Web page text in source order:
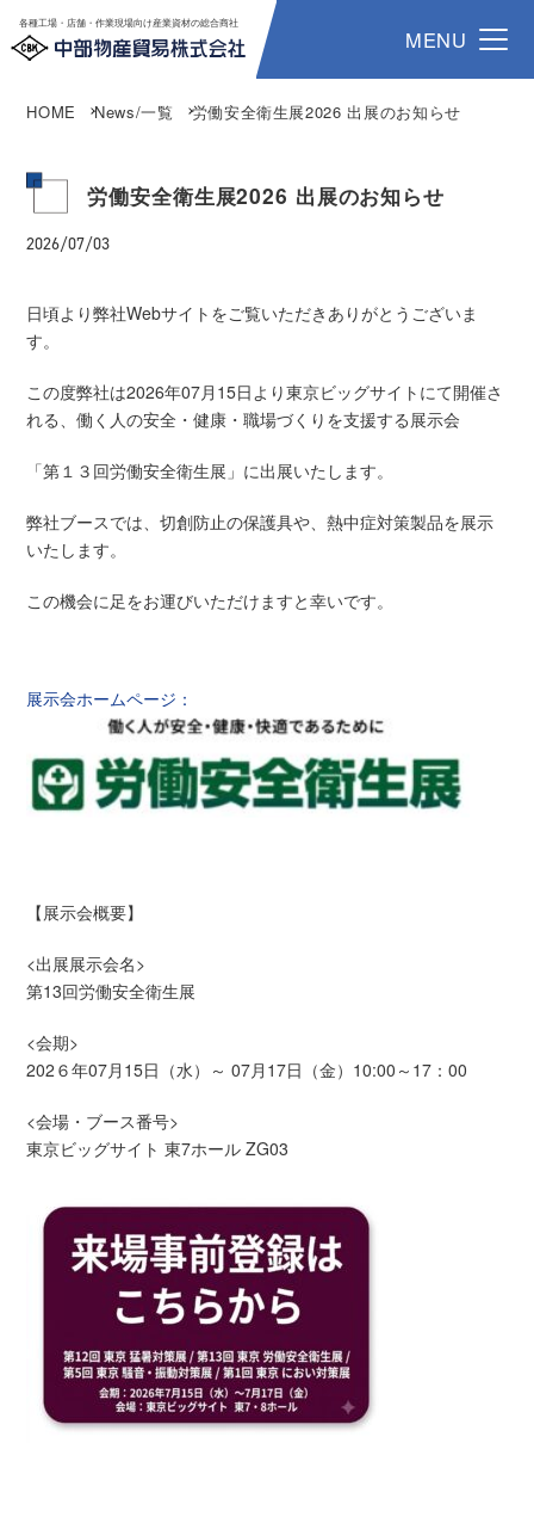
各種工場・店舗・作業現場向け産業資材の総合商社
MENU
HOME News/一覧 労働安全衛生展2026 出展のお知らせ
労働安全衛生展2026 出展のお知らせ
2026/07/03
日頃より弊社Webサイトをご覧いただきありがとうございま
す。
この度弊社は2026年07月15日より東京ビッグサイトにて開催さ
れる、働く人の安全・健康・職場づくりを支援する展示会
「第１３回労働安全衛生展」 に出展いたします。
弊社ブースでは、切創防止の保護具や、熱中症対策製品を展示
いたします。
この機会に足をお運びいただけますと幸いです。
展示会ホームページ：
【展示会概要】
<出展展示会名>
第13回労働安全衛生展
<会期>
202６年07月15日（水）～ 07月17日（金）10:00～17：00
<会場・ブース番号>
東京ビッグサイト 東7ホール ZG03